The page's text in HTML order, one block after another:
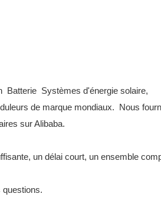
Systèmes d'énergie solaire,
de marque mondiaux. Nous
sur Alibaba.
un délai court, un ensemble